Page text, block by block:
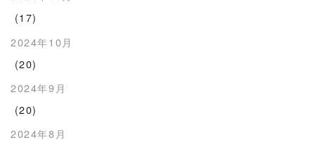
(17)
2024年10月
(20)
2024年9月
(20)
2024年8月